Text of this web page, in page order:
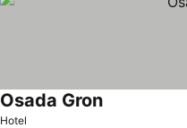
Hotel
Osada GronZobraziť ceny